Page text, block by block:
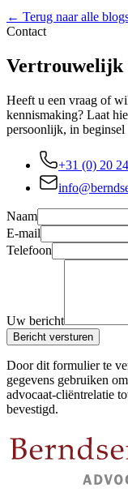
← Terug naar alle
Contact
Vertrouwelijk
Heeft u een vraag of
kennismaking? Laat
persoonlijk, in
+31 (0) 20
Naam
E-mail
Telefoon
Uw bericht
Bericht versturen
Door dit formulier te
gegevens gebruiken
advocaat-cliëntrelatie
bevestigd.